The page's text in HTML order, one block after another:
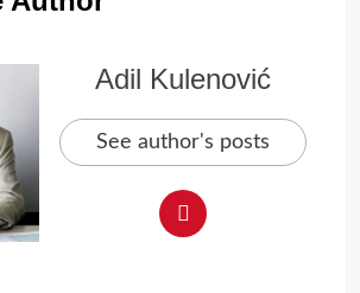
Adil Kulenović
See author's posts